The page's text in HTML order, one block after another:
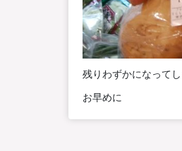
残りわずかになって
お早めに